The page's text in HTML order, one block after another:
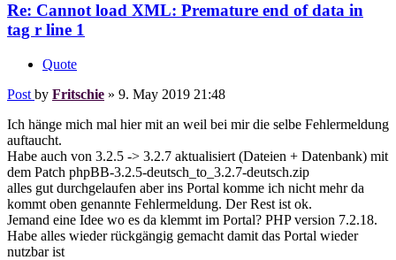
Re: Cannot load XML: Premature end of data in
tag r line 1
Quote
Post by Fritschie » 9. May 2019 21:48
Ich hänge mich mal hier mit an weil bei mir die selbe Fehlermeldung
auftaucht.
Habe auch von 3.2.5 -> 3.2.7 aktualisiert (Dateien + Datenbank) mit
dem Patch phpBB-3.2.5-deutsch_to_3.2.7-deutsch.zip
alles gut durchgelaufen aber ins Portal komme ich nicht mehr da
kommt oben genannte Fehlermeldung. Der Rest ist ok.
Jemand eine Idee wo es da klemmt im Portal? PHP version 7.2.18.
Habe alles wieder rückgängig gemacht damit das Portal wieder
nutzbar ist